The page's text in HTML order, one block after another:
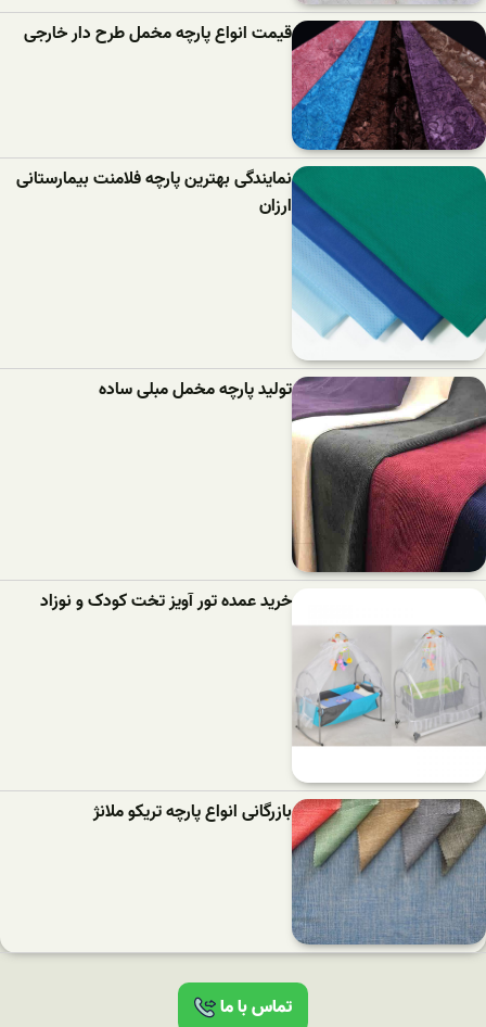
قیمت انواع پارچه مخمل طرح دار خارجی
نمایندگی بهترین پارچه فلامنت بیمارستانی
ارزان
تولید پارچه مخمل مبلی ساده
خرید عمده تور آویز تخت کودک و نوزاد
بازرگانی انواع پارچه تریکو ملانژ
تماس با ما